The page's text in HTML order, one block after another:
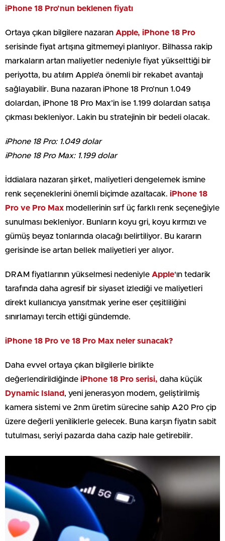
iPhone 18 Pro’nun beklenen fiyatı
Ortaya çıkan bilgilere nazaran Apple, iPhone 18 Pro
serisinde fiyat artışına gitmemeyi planlıyor. Bilhassa rakip
markaların artan maliyetler nedeniyle fiyat yükselttiği bir
periyotta, bu atılım Apple’a önemli bir rekabet avantajı
sağlayabilir. Buna nazaran iPhone 18 Pro’nun 1.049
dolardan, iPhone 18 Pro Max’in ise 1.199 dolardan satışa
çıkması bekleniyor. Lakin bu stratejinin bir bedeli olacak.
iPhone 18 Pro: 1.049 dolar
iPhone 18 Pro Max: 1.199 dolar
İddialara nazaran şirket, maliyetleri dengelemek ismine
renk seçeneklerini önemli biçimde azaltacak. iPhone 18
Pro ve Pro Max modellerinin sırf üç farklı renk seçeneğiyle
sunulması bekleniyor. Bunların koyu gri, koyu kırmızı ve
gümüş beyaz tonlarında olacağı belirtiliyor. Bu kararın
gerisinde ise artan bellek maliyetleri yer alıyor.
DRAM fiyatlarının yükselmesi nedeniyle Apple‘ın tedarik
tarafında daha agresif bir siyaset izlediği ve maliyetleri
direkt kullanıcıya yansıtmak yerine eser çeşitliliğini
sınırlamayı tercih ettiği gündemde.
iPhone 18 Pro ve 18 Pro Max neler sunacak?
Daha evvel ortaya çıkan bilgilerle birlikte
değerlendirildiğinde iPhone 18 Pro serisi, daha küçük
Dynamic Island , yeni jenerasyon modem, geliştirilmiş
kamera sistemi ve 2nm üretim sürecine sahip A20 Pro çip
üzere değerli yeniliklerle gelecek. Buna karşın fiyatın sabit
tutulması, seriyi pazarda daha cazip hale getirebilir.